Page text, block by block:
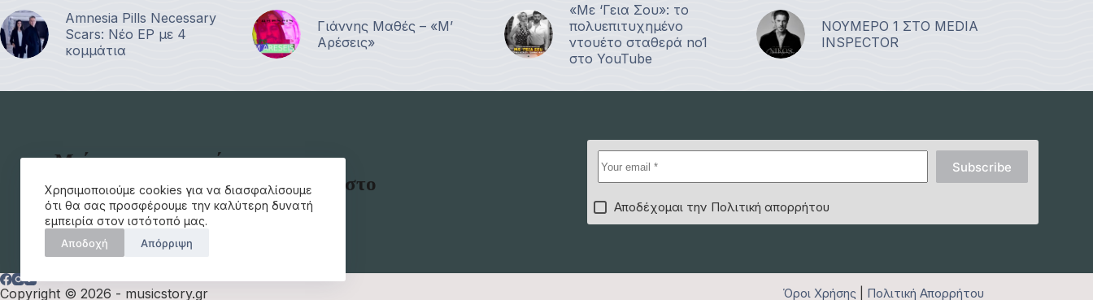
Χρησιμοποιούμε cookies για να διασφαλίσουμε
ότι θα σας προσφέρουμε την καλύτερη δυνατή
εμπειρία στον ιστότοπό μας.
Αποδοχή Απόρριψη
Amnesia Pills Necessary
Scars: Νέο EP με 4
κομμάτια
Γιάννης Μαθές – «Μ’
Αρέσεις»
«Με ‘Γεια Σου»: το
πολυεπιτυχημένο
ντουέτο σταθερά no1
στο YouTube
ΝΟΥΜΕΡΟ 1 ΣΤΟ MEDIA
INSPECTOR
Μείνετε ενημερωμένοι για τα
τελευταία μουσικά νέα απευθείας στο
e-mail σας.
Subscribe
Αποδέχομαι την Πολιτική απορρήτου
Copyright © 2026 - musicstory.gr Όροι Χρήσης Πολιτική Απορρήτου